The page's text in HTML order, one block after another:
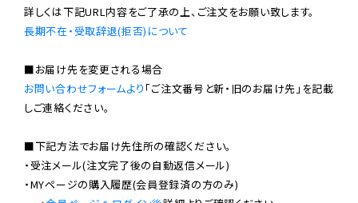
長期不在・受取辞退(拒否)について
お問い合わせフォームより 「ご注文番号と新・旧のお届け先」を記載
しご連絡ください。
■下記方法でお届け先住所の確認ください。
・受注メール(注文完了後の自動返信メール)
・MYページの購入履歴(会員登録済の方のみ)